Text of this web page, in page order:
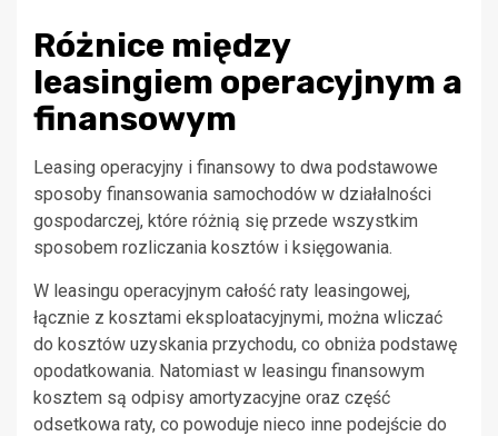
Różnice między
leasingiem operacyjnym a
finansowym
Leasing operacyjny i finansowy to dwa podstawowe
sposoby finansowania samochodów w działalności
gospodarczej, które różnią się przede wszystkim
sposobem rozliczania kosztów i księgowania.
W leasingu operacyjnym całość raty leasingowej,
łącznie z kosztami eksploatacyjnymi, można wliczać
do kosztów uzyskania przychodu, co obniża podstawę
opodatkowania. Natomiast w leasingu finansowym
kosztem są odpisy amortyzacyjne oraz część
odsetkowa raty, co powoduje nieco inne podejście do